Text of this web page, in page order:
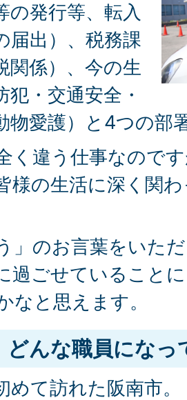
の発行等、転入
届出）、税務課
関係）、今の生
犯・交通安全・
物愛護）と4つの部
く違う仕事なので
様の生活に深く関
」のお言葉をいた
過ごせていること
なと思えます。
どんな職員にな
めて訪れた阪南市。